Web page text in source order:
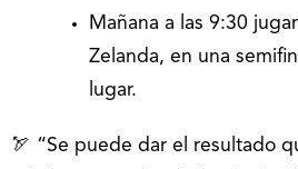
Mañana a las 9:30
Zelanda, en una
lugar.
🏹 “Se puede dar el resultado